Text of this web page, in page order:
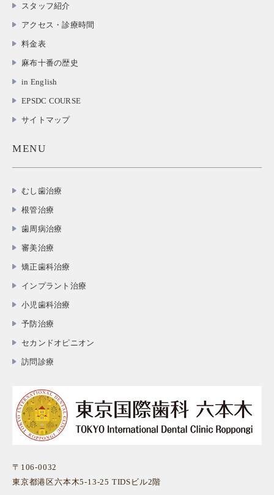
スタッフ紹介
アクセス・診療時間
料金表
麻布十番の歴史
in English
EPSDC COURSE
サイトマップ
MENU
むし歯治療
根管治療
歯周病治療
審美治療
矯正歯科治療
インプラント治療
小児歯科治療
予防治療
セカンドオピニオン
訪問診療
〒106-0032
東京都港区六本木5-13-25 TIDSビル2階